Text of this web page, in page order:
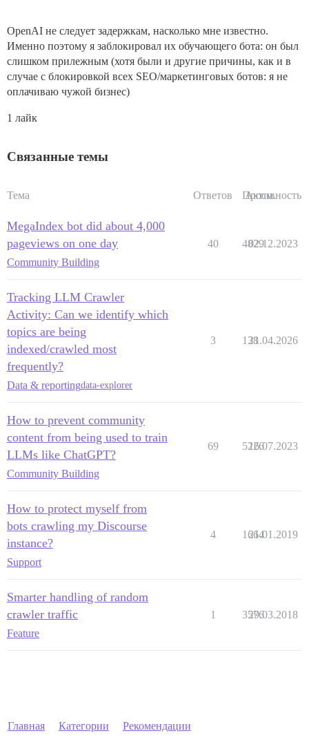
OpenAI не следует задержкам, насколько мне известно.
Именно поэтому я заблокировал их обучающего бота: он был
слишком прилежным (хотя были и другие причины, как и в
случае с блокировкой всех SEO/маркетинговых ботов: я не
оплачиваю чужой бизнес)
1 лайк
Связанные темы
Тема Ответов Просм.
Активность
MegaIndex bot did about 4,000
pageviews on one day
Community Building
40 4829
02.12.2023
Tracking LLM Crawler
Activity: Can we identify which
topics are being
indexed/crawled most
frequently?
Data & reportingdata-explorer
3 138
21.04.2026
How to prevent community
content from being used to train
LLMs like ChatGPT?
Community Building
69 5226
16.07.2023
How to protect myself from
bots crawling my Discourse
instance?
Support
4 1664
21.01.2019
Smarter handling of random
crawler traffic
Feature
1 3576
29.03.2018
Главная Категории Рекомендации